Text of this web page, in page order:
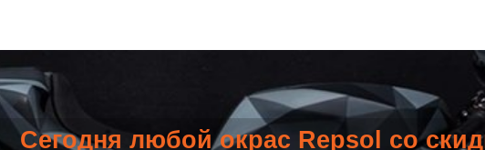
Сегодня любой окрас Repsol со